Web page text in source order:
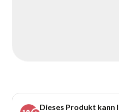
Dieses Produkt kann